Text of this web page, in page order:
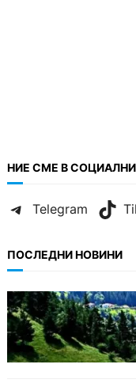
НИЕ СМЕ В
Telegram
ПОСЛЕДНИ НОВИНИ
БЪЛГАРИЯ